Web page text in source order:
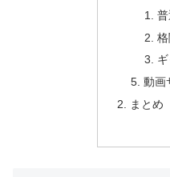
動画
まとめ